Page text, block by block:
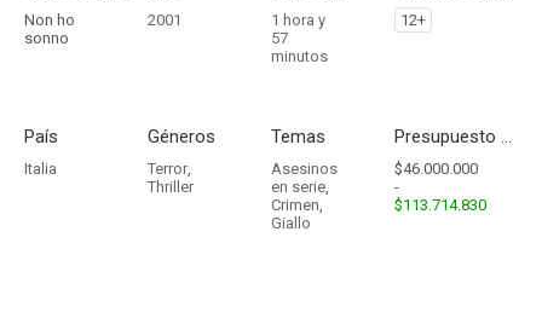
Non ho
sonno
2001
1 hora y
57
minutos
12+
País
Italia
Géneros
Terror,
Thriller
Temas
Asesinos
en serie,
Crimen,
Giallo
Presupuesto - Ingresos
$46.000.000
-
$113.714.830